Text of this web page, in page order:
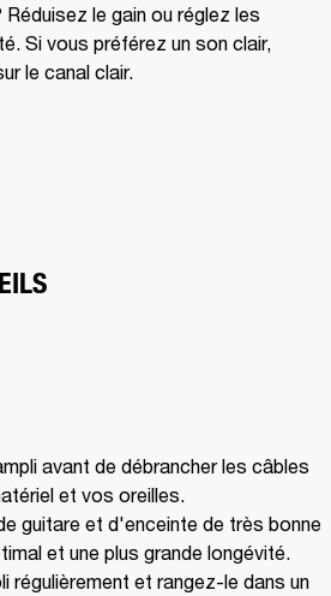
le gain ou réglez les
Si vous préférez un son clair,
le canal clair.
avant de débrancher les câbles
et vos oreilles.
guitare et d'enceinte de très bonne
et une plus grande longévité.
régulièrement et rangez-le dans un